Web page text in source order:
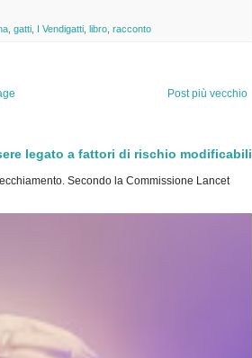
gatti I Vendigatti libro racconto
Post più vecchio
legato a fattori di rischio modificabili
Secondo la Commissione Lancet